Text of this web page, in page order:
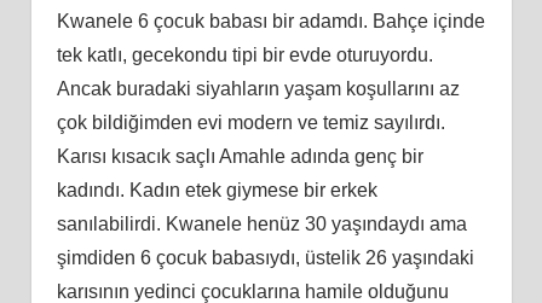
Kwanele 6 çocuk babası bir adamdı. Bahçe içinde
tek katlı, gecekondu tipi bir evde oturuyordu.
Ancak buradaki siyahların yaşam koşullarını az
çok bildiğimden evi modern ve temiz sayılırdı.
Karısı kısacık saçlı Amahle adında genç bir
kadındı. Kadın etek giymese bir erkek
sanılabilirdi. Kwanele henüz 30 yaşındaydı ama
şimdiden 6 çocuk babasıydı, üstelik 26 yaşındaki
karısının yedinci çocuklarına hamile olduğunu